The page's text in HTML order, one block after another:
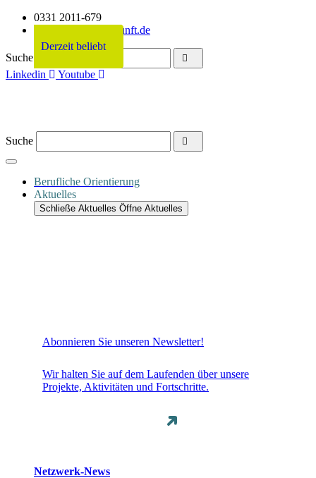
0331 2011-679
info@netzwerkzukunft.de
Suche
Linkedin
Youtube
Suche
Berufliche Orientierung
Aktuelles
Schließe Aktuelles Öffne Aktuelles
Derzeit beliebt
Abonnieren Sie unseren Newsletter!
Wir halten Sie auf dem Laufenden über unsere
Projekte, Aktivitäten und Fortschritte.
Netzwerk-News
Derzeit beliebt
Derzeit beliebt
Derzeit beliebt